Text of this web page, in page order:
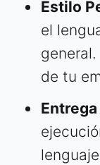
Estilo
el
de tu